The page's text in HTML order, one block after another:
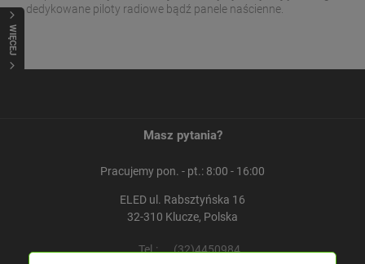
WIĘCEJ
dedykowane piloty radiowe bądź panele naścienne.
Masz pytania?
Pracujemy pon. - pt.: 8:00 - 16:00
ELED ul. Rabsztyńska 16
32-310 Klucze, Polska
Tel.:
(32)4450984